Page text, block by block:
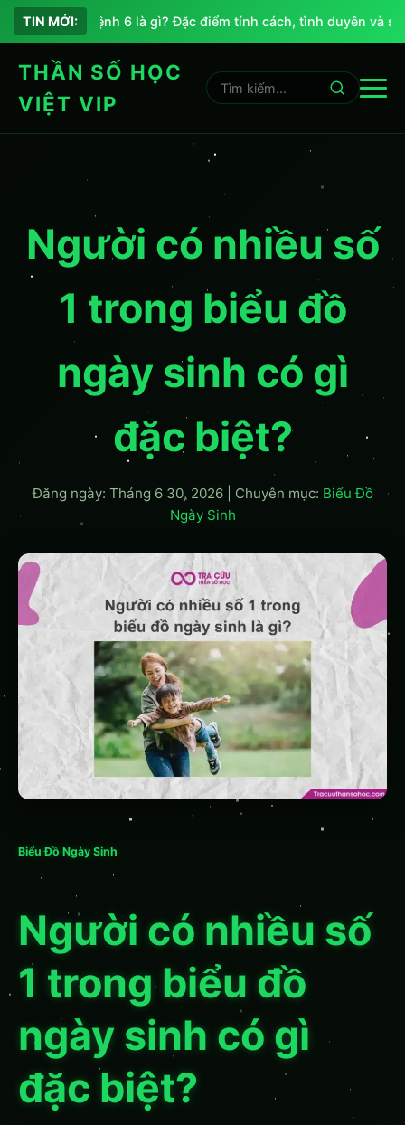
TIN MỚI:
Chỉ số sứ mệnh 6 là gì? Đặc điểm tính cách, tình duyên và sự
THẦN SỐ HỌC
VIỆT VIP
Người có nhiều số
1 trong biểu đồ
ngày sinh có gì
đặc biệt?
Đăng ngày: Tháng 6 30, 2026| Chuyên mục: Biểu Đồ
Ngày Sinh
Biểu Đồ Ngày Sinh
Người có nhiều số
1 trong biểu đồ
ngày sinh có gì
đặc biệt?